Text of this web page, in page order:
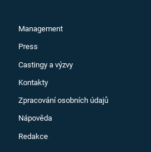
Management
Press
Castingy a výzvy
Kontakty
Zpracování osobních údajů
Nápověda
Redakce